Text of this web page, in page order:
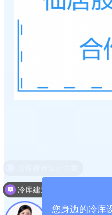
冷库建造投资成本
您身边的冷库